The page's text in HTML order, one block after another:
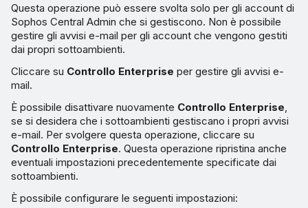
Questa operazione può essere svolta solo per gli account di
Sophos Central Admin che si gestiscono. Non è possibile
gestire gli avvisi e-mail per gli account che vengono gestiti
dai propri sottoambienti.
Cliccare su Controllo Enterprise per gestire gli avvisi e-
mail.
È possibile disattivare nuovamente Controllo Enterprise,
se si desidera che i sottoambienti gestiscano i propri avvisi
e-mail. Per svolgere questa operazione, cliccare su
Controllo Enterprise. Questa operazione ripristina anche
eventuali impostazioni precedentemente specificate dai
sottoambienti.
È possibile configurare le seguenti impostazioni: